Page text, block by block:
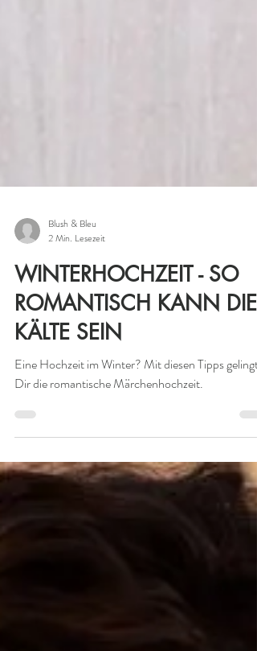
Blush & Bleu
2 Min. Lesezeit
WINTERHOCHZEIT - SO
ROMANTISCH KANN DIE
KÄLTE SEIN
Eine Hochzeit im Winter? Mit diesen Tipps gelingt
Dir die romantische Märchenhochzeit.